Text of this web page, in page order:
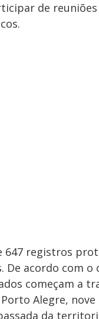
de
registros
De acordo com
começam a
Alegre,
da